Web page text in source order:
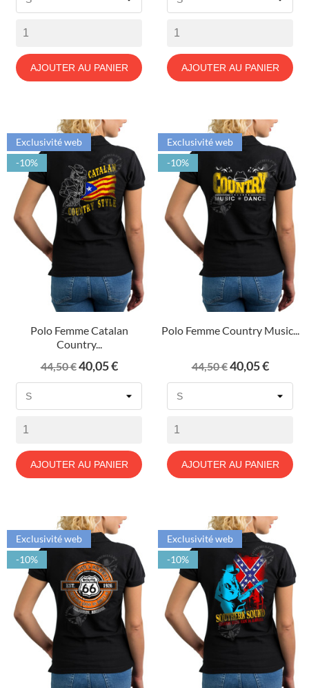
AJOUTER AU PANIER AJOUTER AU PANIER
Polo Femme Catalan
Country...
Prix
de
44,50 €Prix
40,05 €
AJOUTER AU PANIER
Exclusivité web
-10%
Polo Femme Country Music...
Prix
de
44,50 €Prix
40,05 €
AJOUTER AU PANIER
Exclusivité web
-10%
Exclusivité web
-10%
Exclusivité web
-10%